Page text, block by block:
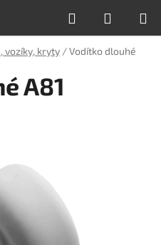
Hledat
KOŠÍK
vozíky, kryty /Vodítko dlouhé
A81